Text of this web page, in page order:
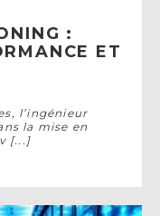
:
ET
l’ingénieur
la mise en
[...]